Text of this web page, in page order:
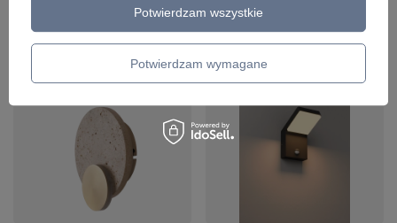
dodatkiem metalu w kolorze złotym
Maxlight W0478 Travertino OVAL
624,00 zł
Maxlight W0471 Ladis
479,00 zł
Potwierdzam wymagane
Potwierdzam wszystkie